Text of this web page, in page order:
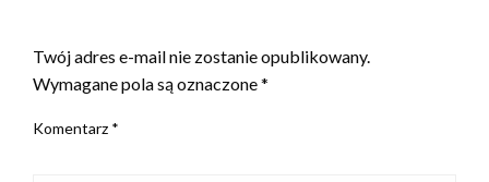
Twój adres e-mail nie zostanie opublikowany.
Wymagane pola są oznaczone*
Komentarz *